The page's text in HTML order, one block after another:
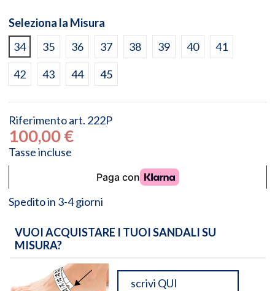
Seleziona la Misura
34
35 36 37 38 39 40 41
42 43 44 45
Riferimento art. 222P
100,00 €
Tasse incluse
Spedito in 3-4 giorni
VUOI ACQUISTARE I TUOI SANDALI SU
MISURA?